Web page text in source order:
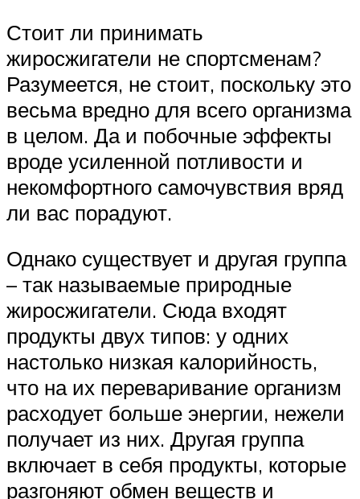
Стоит ли принимать
жиросжигатели не спортсменам?
Разумеется, не стоит, поскольку это
весьма вредно для всего организма
в целом. Да и побочные эффекты
вроде усиленной потливости и
некомфортного самочувствия вряд
ли вас порадуют.
Однако существует и другая группа
– так называемые природные
жиросжигатели. Сюда входят
продукты двух типов: у одних
настолько низкая калорийность,
что на их переваривание организм
расходует больше энергии, нежели
получает из них. Другая группа
включает в себя продукты, которые
разгоняют обмен веществ и